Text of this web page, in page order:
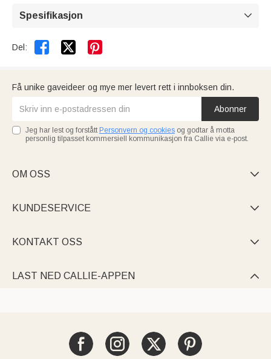
Spesifikasjon 
Del:  
Få unike gaveideer og mye mer levert rett i innboksen din.
Abonner
Jeg har lest og forstått Personvern og cookies og godtar å motta
personlig tilpasset kommersiell kommunikasjon fra Callie via e-post.
OM OSS 
KUNDESERVICE 
KONTAKT OSS 
LAST NED CALLIE-APPEN 